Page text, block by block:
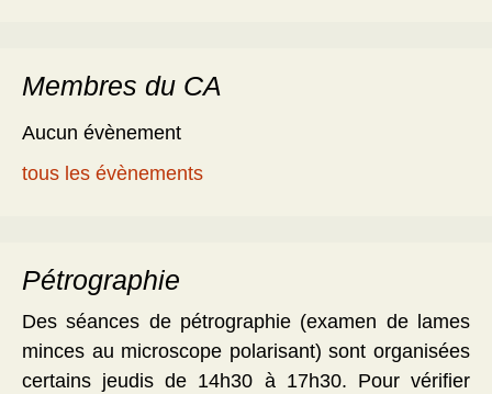
Membres du CA
Aucun évènement
tous les évènements
Pétrographie
Des séances de pétrographie (examen de lames
minces au microscope polarisant) sont organisées
certains jeudis de 14h30 à 17h30. Pour vérifier